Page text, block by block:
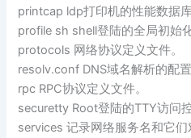
printcap ldp打印机的性能数据库
profile sh shell登陆的全局初始
protocols 网络协议定义文件。
resolv.conf DNS域名解析的配置
rpc RPC协议定义文件。
securetty Root登陆的TTY访问
services 记录网络服务名和它们